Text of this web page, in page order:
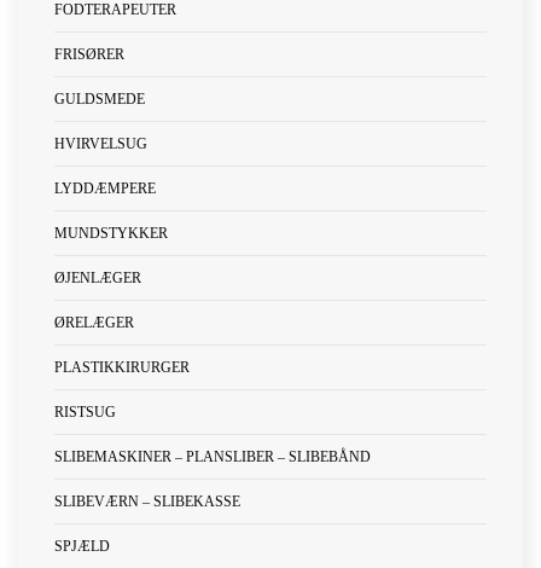
FODTERAPEUTER
FRISØRER
GULDSMEDE
HVIRVELSUG
LYDDÆMPERE
MUNDSTYKKER
ØJENLÆGER
ØRELÆGER
PLASTIKKIRURGER
RISTSUG
SLIBEMASKINER – PLANSLIBER – SLIBEBÅND
SLIBEVÆRN – SLIBEKASSE
SPJÆLD